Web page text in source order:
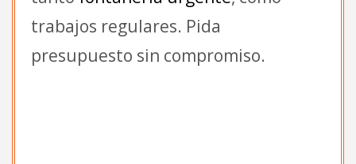
trabajos regulares. Pida
presupuesto sin compromiso.